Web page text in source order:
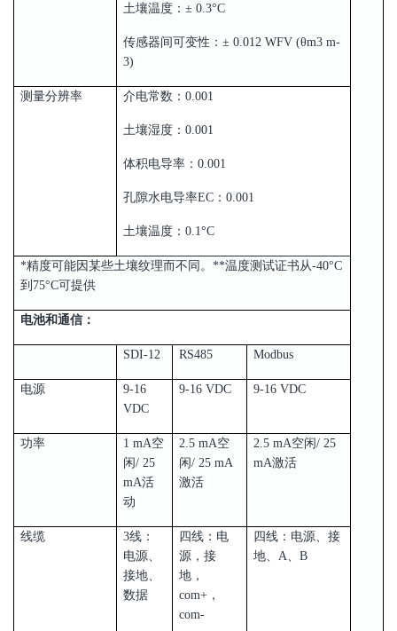
土壤温度：± 0.3°C
传感器间可变性：± 0.012 WFV (θm3 m-
3)
测量分辨率 介电常数：0.001
土壤湿度：0.001
体积电导率：0.001
孔隙水电导率EC：0.001
土壤温度：0.1°C
*精度可能因某些土壤纹理而不同。**温度测试证书从-40°C
到75°C可提供
电池和通信：
SDI-12 RS485 Modbus
电源
9-16
VDC
9-16 VDC 9-16 VDC
功率
1 mA空
闲/ 25
mA活
动
2.5 mA空
闲/ 25 mA
激活
2.5 mA空闲/ 25
mA激活
线缆
3线：
电源、
接地、
数据
四线：电
源，接
地，
com+，
com-
四线：电源、接
地、A、B